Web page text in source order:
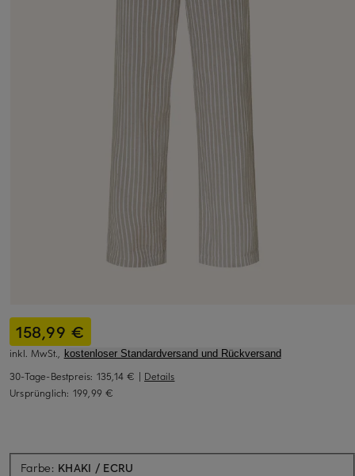
158,99 €
inkl. MwSt., kostenloser Standardversand und Rückversand
30-Tage-Bestpreis: 135,14 € | Details
Ursprünglich: 199,99 €
Farbe: KHAKI / ECRU